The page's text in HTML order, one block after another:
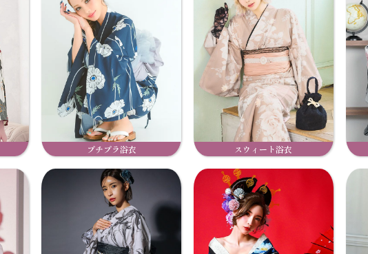
プチプラ浴衣 スウィート浴衣